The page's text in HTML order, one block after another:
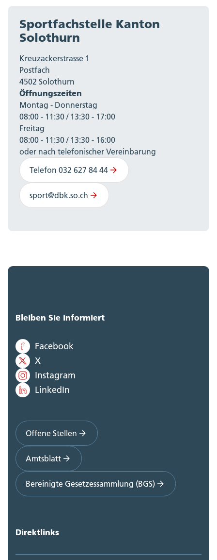
Sportfachstelle Kanton
Solothurn
Kreuzackerstrasse 1
Postfach
4502 Solothurn
Öffnungszeiten
Montag - Donnerstag
08:00 - 11:30 / 13:30 - 17:00
Freitag
08:00 - 11:30 / 13:30 - 16:00
oder nach telefonischer Vereinbarung
Telefon 032 627 84 44
sport@dbk.so.ch
Bleiben Sie informiert
Facebook
X
Instagram
LinkedIn
Offene Stellen
Amtsblatt
Bereinigte Gesetzessammlung (BGS)
Direktlinks